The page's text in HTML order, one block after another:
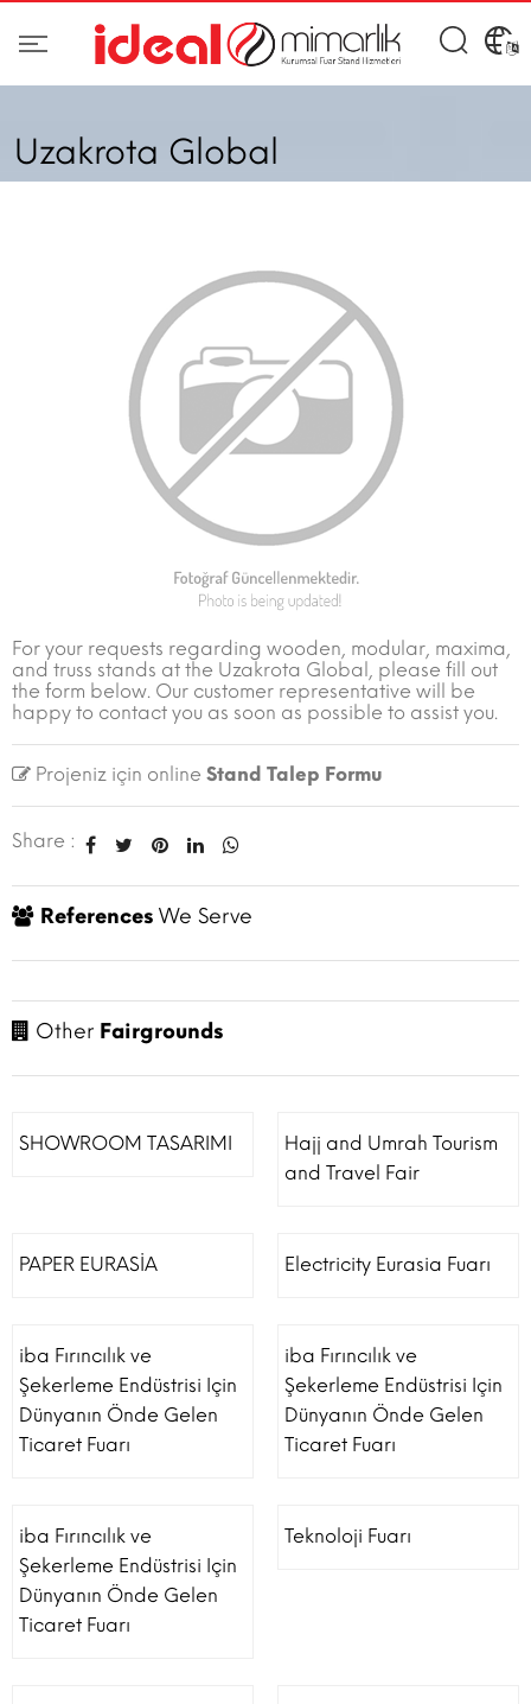
Uzakrota Global
For your requests regarding wooden, modular, maxima,
and truss stands at the Uzakrota Global, please fill out
the form below. Our customer representative will be
happy to contact you as soon as possible to assist you.
Projeniz için online Stand Talep Formu
Share :
References We Serve
Other Fairgrounds
SHOWROOM TASARIMI
Hajj and Umrah Tourism
and Travel Fair
PAPER EURASİA Electricity Eurasia Fuarı
iba Fırıncılık ve
Şekerleme Endüstrisi Için
Dünyanın Önde Gelen
Ticaret Fuarı
iba Fırıncılık ve
Şekerleme Endüstrisi Için
Dünyanın Önde Gelen
Ticaret Fuarı
iba Fırıncılık ve
Şekerleme Endüstrisi Için
Dünyanın Önde Gelen
Ticaret Fuarı
Teknoloji Fuarı